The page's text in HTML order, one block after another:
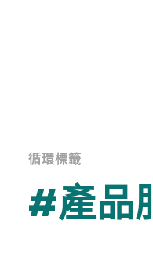
循環標籤
#產品